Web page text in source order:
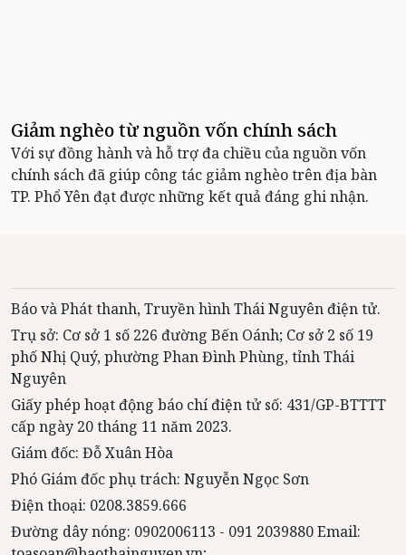
Giảm nghèo từ nguồn vốn chính sách
Với sự đồng hành và hỗ trợ đa chiều của nguồn vốn
chính sách đã giúp công tác giảm nghèo trên địa bàn
TP. Phổ Yên đạt được những kết quả đáng ghi nhận.
Báo và Phát thanh, Truyền hình Thái Nguyên điện tử.
Trụ sở: Cơ sở 1 số 226 đường Bến Oánh; Cơ sở 2 số 19
phố Nhị Quý, phường Phan Đình Phùng, tỉnh Thái
Nguyên
Giấy phép hoạt động báo chí điện tử số: 431/GP-BTTTT
cấp ngày 20 tháng 11 năm 2023.
Giám đốc: Đỗ Xuân Hòa
Phó Giám đốc phụ trách: Nguyễn Ngọc Sơn
Điện thoại: 0208.3859.666
Đường dây nóng: 0902006113 - 091 2039880 Email: